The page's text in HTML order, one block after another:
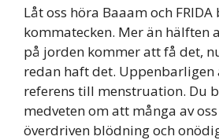
Låt oss höra Baaam och
kommatecken. Mer än hälften
på jorden kommer att få det,
redan haft det. Uppenbarligen
referens till menstruation. Du
medveten om att många av
överdriven blödning och